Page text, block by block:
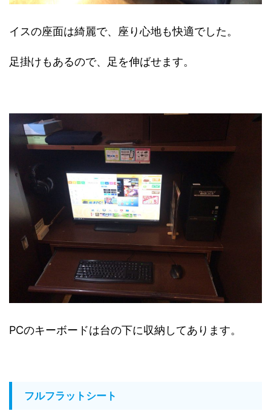
イスの座面は綺麗で、座り心地も快適でした。
足掛けもあるので、足を伸ばせます。
PCのキーボードは台の下に収納してあります。
フルフラットシート